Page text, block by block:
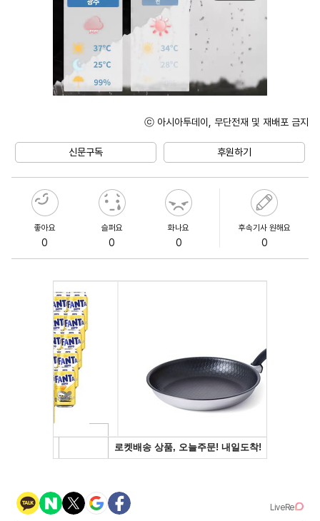
ⓒ 아시아투데이, 무단전재 및 재배포 금지
신문구독 후원하기
좋아요
0
슬퍼요
0
화나요
0
후속기사 원해요
0